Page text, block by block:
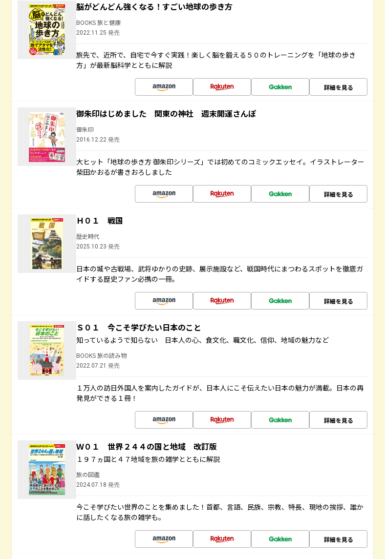
脳がどんどん強くなる！すごい地球の歩き方
BOOKS 旅と健康
2022.11.25 発売
旅先で、近所で、自宅で今すぐ実践！楽しく脳を鍛える５０のトレーニングを「地球の歩き
方」が最新脳科学とともに解説
詳細を見る
御朱印はじめました 関東の神社 週末開運さんぽ
御朱印
2016.12.22 発売
大ヒット「地球の歩き方 御朱印シリーズ」では初めてのコミックエッセイ。イラストレーター
柴田かおるが書きおろしました
詳細を見る
Ｈ０１ 戦国
歴史時代
2025.10.23 発売
日本の城や古戦場、武将ゆかりの史跡、展示施設など、戦国時代にまつわるスポットを徹底ガ
イドする歴史ファン必携の一冊。
詳細を見る
Ｓ０１ 今こそ学びたい日本のこと
知っているようで知らない 日本人の心、食文化、職文化、信仰、地域の魅力など
BOOKS 旅の読み物
2022.07.21 発売
１万人の訪日外国人を案内したガイドが、日本人にこそ伝えたい日本の魅力が満載。日本の再
発見ができる１冊！
詳細を見る
Ｗ０１ 世界２４４の国と地域 改訂版
１９７ヵ国と４７地域を旅の雑学とともに解説
旅の図鑑
2024.07.18 発売
今こそ学びたい世界のことを集めました！首都、言語、民族、宗教、特長、現地の挨拶、誰か
に話したくなる旅の雑学も。
詳細を見る